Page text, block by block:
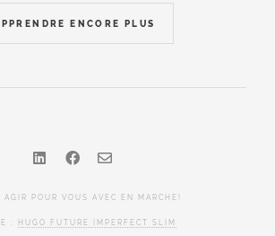
ENCORE PLUS
POUR VOUS AVEC EN MARCHE!
: HUGO FUTURE IMPERFECT SLIM